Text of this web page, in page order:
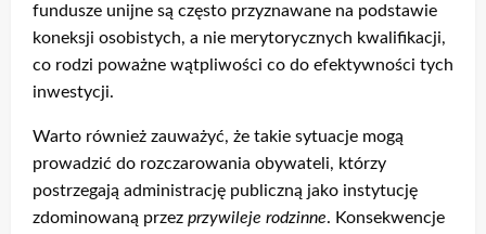
fundusze unijne są często przyznawane na podstawie
koneksji osobistych, a nie merytorycznych kwalifikacji,
co rodzi poważne wątpliwości co do efektywności tych
inwestycji.
Warto również zauważyć, że takie sytuacje mogą
prowadzić do rozczarowania obywateli, którzy
postrzegają administrację publiczną jako instytucję
zdominowaną przez przywileje rodzinne. Konsekwencje